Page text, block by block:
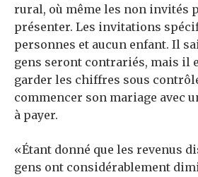
rural, où même les non invités
présenter. Les invitations
personnes et aucun enfant. Il
gens seront contrariés, mais il
garder les chiffres sous
commencer son mariage avec
à payer.
«Étant donné que les revenus
gens ont considérablement